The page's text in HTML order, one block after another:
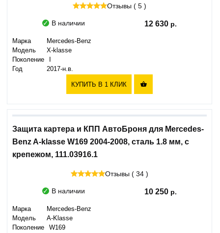
Отзывы ( 5 )
В наличии 12 630
Марка
Mercedes-Benz
Модель
X-klasse
Поколение
Год
2017-н.в.
КУПИТЬ В 1 КЛИК 
Защита картера и КПП АвтоБроня для Mercedes-
Benz A-klasse W169 2004-2008, сталь 1.8 мм, с
крепежом, 111.03916.1
Отзывы ( 34 )
В наличии 10 250
Марка
Mercedes-Benz
Модель
A-Klasse
Поколение
W169